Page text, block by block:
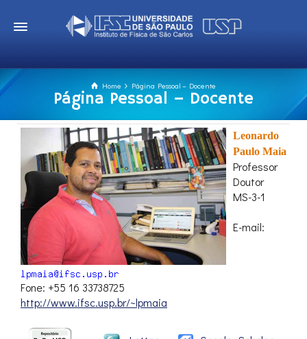
Home Página Pessoal – Docente
Página Pessoal – Docente
Leonardo
Paulo Maia
Professor
Doutor
MS-3-1
E-mail:
Fone: +55 16 33738725
http://www.ifsc.usp.br/~lpmaia